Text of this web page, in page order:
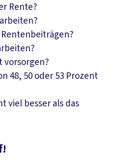
Rente?
vorsorgen?
48, 50 oder 53 Prozent
viel besser als das